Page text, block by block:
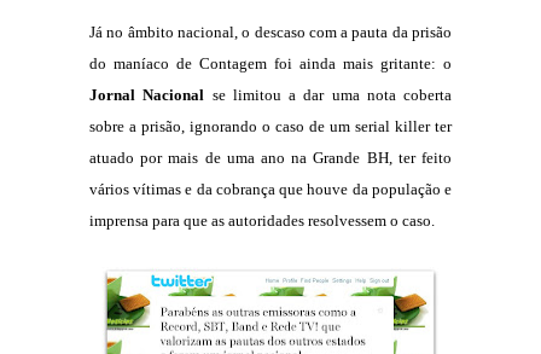
Já no âmbito nacional, o descaso com a pauta da prisão
do maníaco de Contagem foi ainda mais gritante: o
Jornal Nacional se limitou a dar uma nota coberta
sobre a prisão, ignorando o caso de um serial killer ter
atuado por mais de uma ano na Grande BH, ter feito
vários vítimas e da cobrança que houve da população e
imprensa para que as autoridades resolvessem o caso.